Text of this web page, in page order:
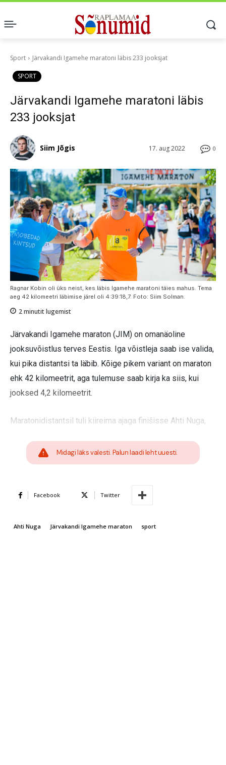
Sport Järvakandi Igamehe maratoni läbis 233 jooksjat
SPORT
Järvakandi Igamehe maratoni läbis
233 jooksjat
0
17. aug 2022
Siim Jõgis
Ragnar Kobin oli üks neist, kes läbis Igamehe maratoni täies mahus. Tema
aeg 42 kilomeetri läbimise järel oli 4:39:18,7. Foto: Siim Solman.
2minutit lugemist
Järvakandi Igamehe maraton (JIM) on omanäoline
jooksuvõistlus terves Eestis. Iga võistleja saab ise valida,
kui pika distantsi ta läbib. Kõige pikem variant on maraton
ehk 42 kilomeetrit, aga tulemuse saab kirja ka siis, kui
jooksed 4,2 kilomeetrit.
Maratonidistantsil tuli kiireima ajaga finišisse Ahti Nuga,
Midagi läks valesti. Palun laadi leht uuesti.
Facebook Twitter
Ahti Nuga Järvakandi Igamehe maraton sport